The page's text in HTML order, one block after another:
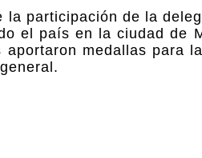
la participación de la
el país en la ciudad de
aportaron medallas para